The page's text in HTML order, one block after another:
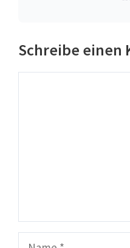
Schreibe einen
Name